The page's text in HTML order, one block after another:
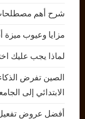
شرح أهم
مزايا وعيوب
لماذا يجب عليك
الصين تفرض
الابتدائي إلى